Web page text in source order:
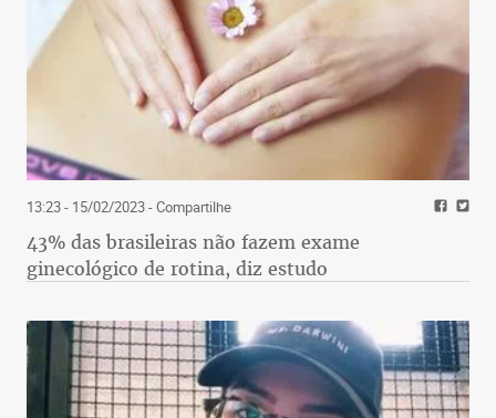
13:23 - 15/02/2023- Compartilhe
43% das brasileiras não fazem exame
ginecológico de rotina, diz estudo